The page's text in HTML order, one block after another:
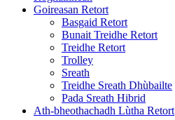
Goireasan Retort
Basgaid Retort
Bunait Treidhe Retort
Treidhe Retort
Trolley
Sreath
Treidhe Sreath Dhùbailte
Pada Sreath Hibrid
Ath-bheothachadh Lùtha Retort